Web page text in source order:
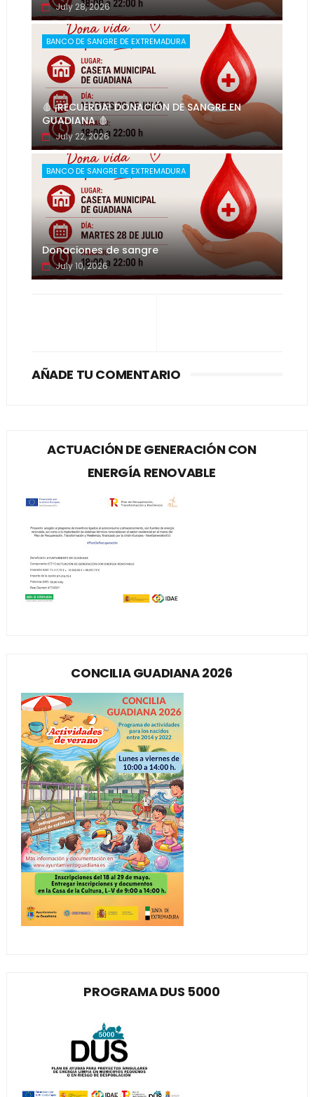
July 28, 2026
BANCO DE SANGRE DE EXTREMADURA
🩸 ¡RECUERDA! DONACIÓN DE SANGRE EN
GUADIANA 🩸
July 22, 2026
BANCO DE SANGRE DE EXTREMADURA
Donaciones de sangre
July 10, 2026
AÑADE TU COMENTARIO
ACTUACIÓN DE GENERACIÓN CON
ENERGÍA RENOVABLE
CONCILIA GUADIANA 2026
PROGRAMA DUS 5000